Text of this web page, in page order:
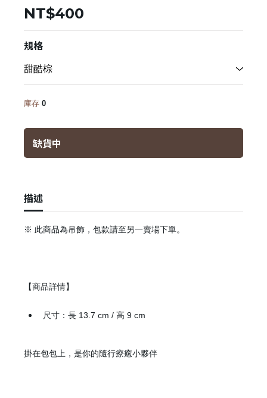
NT$400
規格
庫存 0
缺貨中
描述
※ 此商品為吊飾，包款請至另一賣場下單。
【商品詳情】
尺寸：長 13.7 cm / 高 9 cm
掛在包包上，是你的隨行療癒小夥伴